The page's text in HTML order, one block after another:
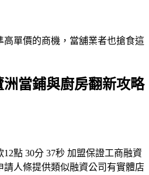
高單價的商機，當舖業者也搶食這
當鋪與廚房翻新攻略
點 30分 37秒 加盟保證工商融資
請人條提供類似融資公司有實體店